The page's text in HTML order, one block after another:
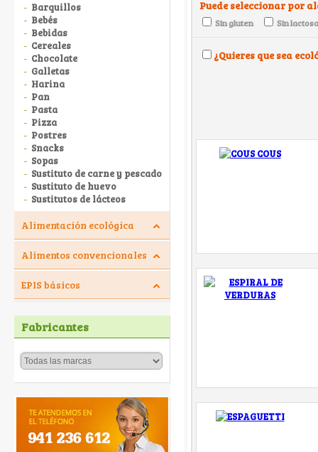
Barquillos
Bebés
Bebidas
Cereales
Chocolate
Galletas
Harina
Pan
Pasta
Pizza
Postres
Snacks
Sopas
Sustituto de carne y pescado
Sustituto de huevo
Sustitutos de lácteos
Alimentación ecológica
Alimentos convencionales
EPIS básicos
Fabricantes
Puede seleccionar por
Sin gluten Sin lactosa
¿Quieres que sea